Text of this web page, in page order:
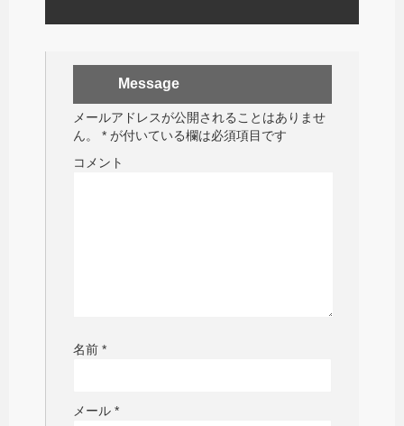
Message
メールアドレスが公開されることはありませ
ん。
* が付いている欄は必須項目です
コメント
名前 *
メール *